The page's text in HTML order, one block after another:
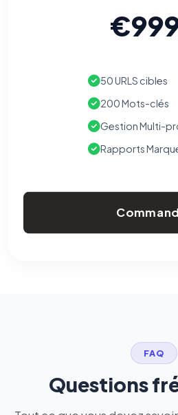
50 URLS cibles
200 Mots-clés
Gestion Multi-
Rapports
FAQ
Questions